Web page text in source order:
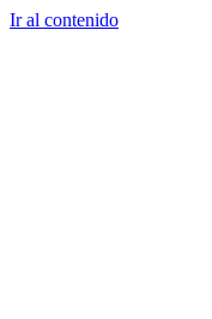
Ir al contenido